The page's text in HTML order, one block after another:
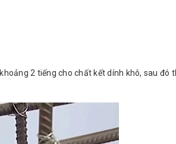
2 tiếng cho chất kết dính khô, sau đó